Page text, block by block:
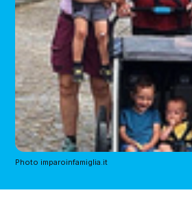
Photo imparoinfamiglia.it